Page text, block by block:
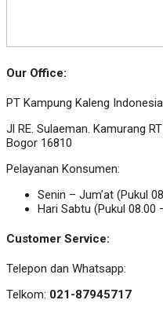
Our Office:
PT Kampung Kaleng Indonesia
Jl RE. Sulaeman. Kamurang
Bogor 16810
Pelayanan Konsumen:
Senin – Jum’at (Pukul
Hari Sabtu (Pukul 08.00
Customer Service:
Telepon dan Whatsapp:
Telkom: 021-87945717